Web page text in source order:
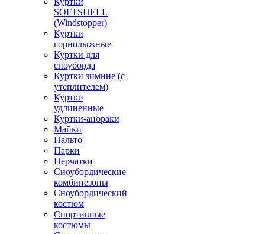
SOFTSHELL
(Windstopper)
Куртки
горнолыжные
Куртки для
сноуборда
Куртки зимние (с
утеплителем)
Куртки
удлиненные
Куртки-анораки
Майки
Пальто
Парки
Перчатки
Сноубордические
комбинезоны
Сноубордический
костюм
Спортивные
костюмы